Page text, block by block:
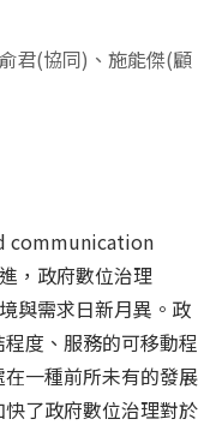
君(協同)、施能傑(顧
communication
，政府數位治理
與需求日新月異。政
度、服務的可移動程
一種前所未有的發展
了政府數位治理對於